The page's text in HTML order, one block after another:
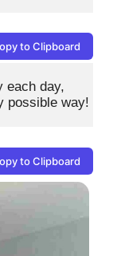
to Clipboard
each day,
possible way!
to Clipboard